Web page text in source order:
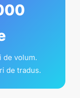
de volum.
de tradus.